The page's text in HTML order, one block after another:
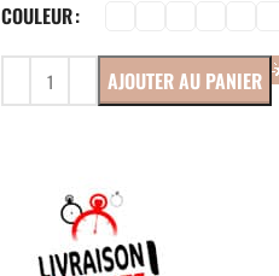
COULEUR
AJOUTER AU PANIER